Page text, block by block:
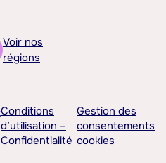
Voir nos
régions
Conditions
d’utilisation –
Confidentialité
Gestion des
consentements
cookies